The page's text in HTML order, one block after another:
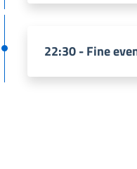
22:30 - Fine